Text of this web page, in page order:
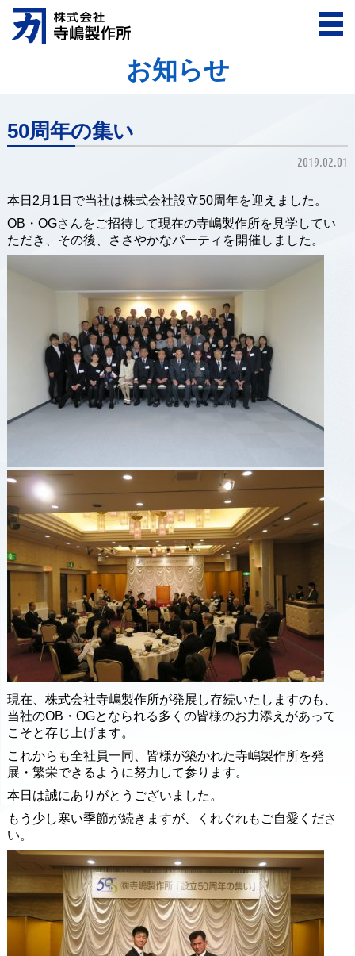
お知らせ
50周年の集い
2019.02.01
本日2月1日で当社は株式会社設立50周年を迎えました。
OB・OGさんをご招待して現在の寺嶋製作所を見学してい
ただき、その後、ささやかなパーティを開催しました。
現在、株式会社寺嶋製作所が発展し存続いたしますのも、
当社のOB・OGとなられる多くの皆様のお力添えがあって
こそと存じ上げます。
これからも全社員一同、皆様が築かれた寺嶋製作所を発
展・繁栄できるように努力して参ります。
本日は誠にありがとうございました。
もう少し寒い季節が続きますが、くれぐれもご自愛くださ
い。